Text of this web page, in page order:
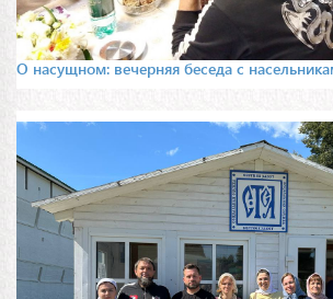
О насущном: вечерняя беседа с